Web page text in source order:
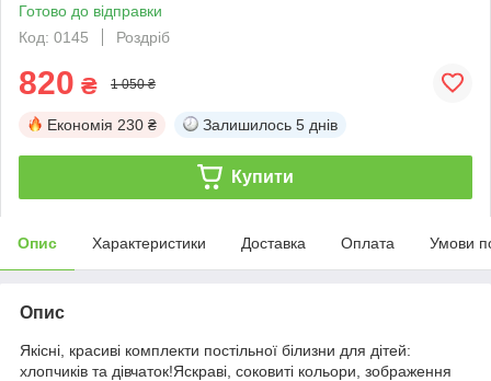
Готово до відправки
Код: 0145
Роздріб
820 ₴ 1 050 ₴
Економія 230 ₴ Залишилось 5 днів
Купити
Опис Характеристики Доставка Оплата Умови
Опис
Якісні, красиві комплекти постільної білизни для дітей:
хлопчиків та дівчаток!Яскраві, соковиті кольори, зображення